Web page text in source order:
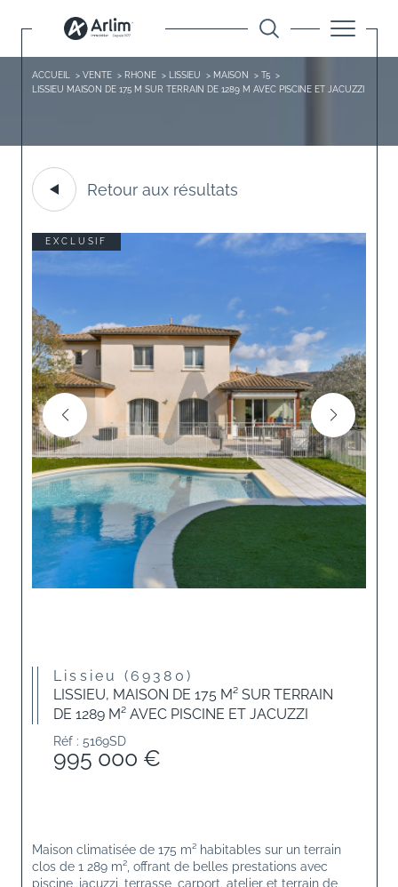
ACCUEIL VENTE RHONE LISSIEU MAISON
T5
LISSIEU MAISON DE 175 M SUR TERRAIN DE 1289 M AVEC PISCINE ET JACUZZI
Retour aux résultats
EXCLUSIF
Lissieu (69380)
LISSIEU, MAISON DE 175 M² SUR TERRAIN
DE 1289 M² AVEC PISCINE ET JACUZZI
Réf : 5169SD
995 000 €
Maison climatisée de 175 m² habitables sur un terrain
clos de 1 289 m², offrant de belles prestations avec
piscine, jacuzzi, terrasse, carport, atelier et terrain de